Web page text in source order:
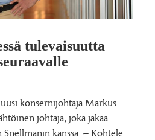
tulevaisuutta
konsernijohtaja Markus
johtaja, joka jakaa
Snellmanin kanssa. – Kohtele